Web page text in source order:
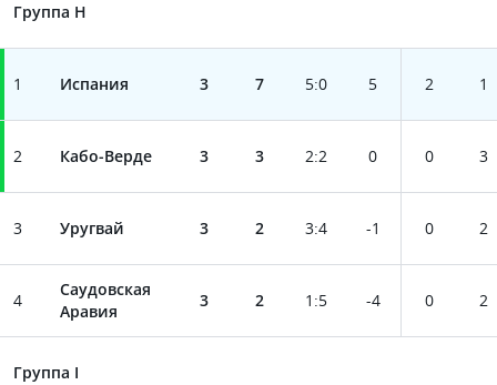
Группа H
1 Испания 3 7 5:0 5 2 1
2 Кабо-Верде 3 3 2:2 0 0 3
3 Уругвай 3 2 3:4 -1 0 2
4
Саудовская
Аравия
3 2 1 :5 -4 0 2
Группа I